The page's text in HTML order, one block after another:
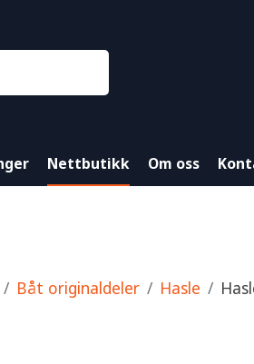
Nettbutikk Om oss
Båt originaldeler Hasle